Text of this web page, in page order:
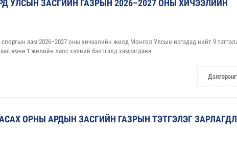
УЛСЫН ЗАСГИЙН ГАЗРЫН 2026–2027 ОНЫ ХИЧЭЭЛИЙН
яам 2026–2027 оны хичээлийн жилд Монгол Улсын иргэдэд нийт 9
өмнө 1 жилийн лаос хэлний бэлтгэлд хамрагдана.
ОРНЫ АРДЫН ЗАСГИЙН ГАЗРЫН ТЭТГЭЛЭГ